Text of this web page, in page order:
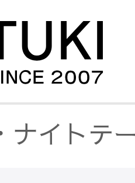
ナイトテ